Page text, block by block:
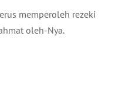
memperoleh rezeki
oleh-Nya.